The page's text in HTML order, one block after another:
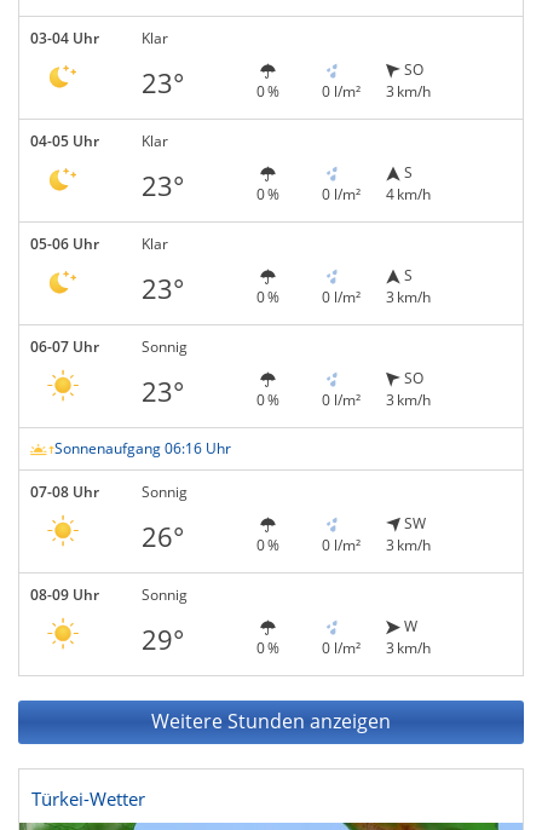
03-04 Uhr Klar
23° 0 % 0 l/m²
SO
3 km/h
04-05 Uhr Klar
23° 0 % 0 l/m²
S
4 km/h
05-06 Uhr Klar
23° 0 % 0 l/m²
S
3 km/h
06-07 Uhr Sonnig
23° 0 % 0 l/m²
SO
3 km/h
Sonnenaufgang 06:16 Uhr
07-08 Uhr Sonnig
26° 0 % 0 l/m²
SW
3 km/h
08-09 Uhr Sonnig
29° 0 % 0 l/m²
W
3 km/h
Weitere Stunden anzeigen
Türkei-Wetter